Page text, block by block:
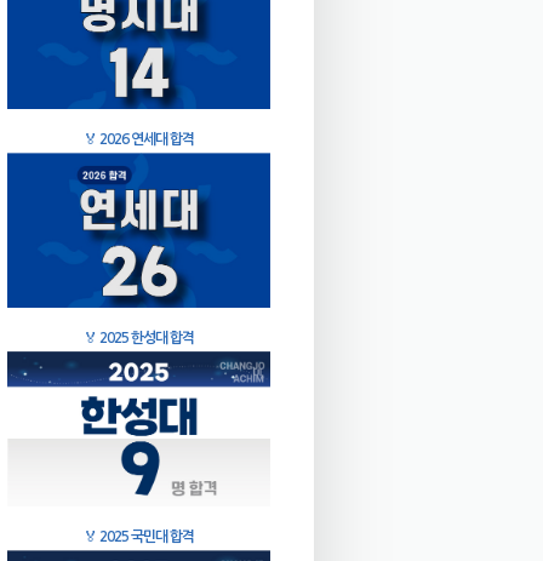
🏅 2026 연세대 합격
🏅 2025 한성대 합격
🏅 2025 국민대 합격